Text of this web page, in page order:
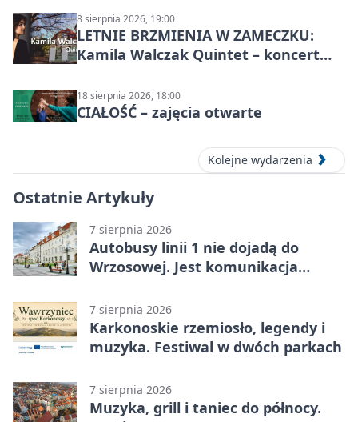
8 sierpnia 2026, 19:00
LETNIE BRZMIENIA W ZAMECZKU:
Kamila Walczak Quintet – koncert
18 sierpnia 2026, 18:00
CIAŁOŚĆ – zajęcia otwarte
Kolejne wydarzenia
Ostatnie Artykuły
7 sierpnia 2026
Autobusy linii 1 nie dojadą do
Wrzosowej. Jest komunikacja
7 sierpnia 2026
Karkonoskie rzemiosło, legendy i
muzyka. Festiwal w dwóch parkach
7 sierpnia 2026
Muzyka, grill i taniec do północy.